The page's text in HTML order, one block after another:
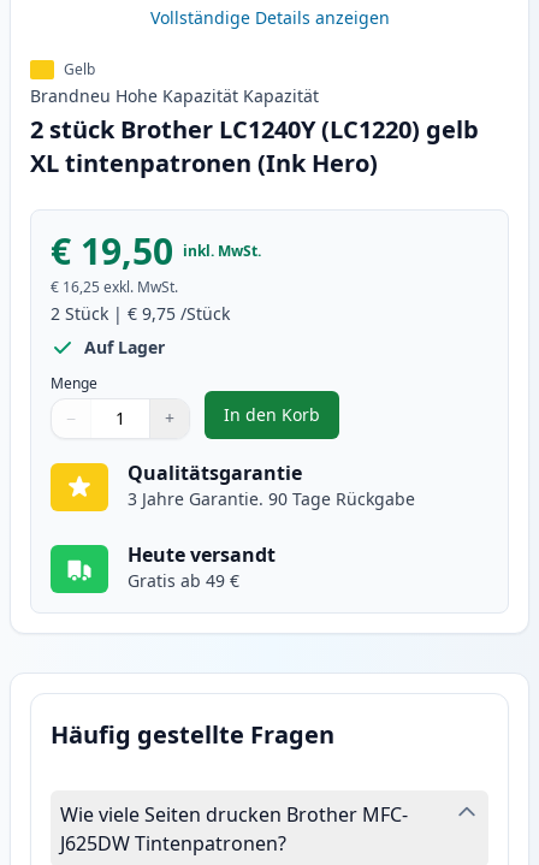
Vollständige Details anzeigen
Gelb
Brandneu Hohe Kapazität Kapazität
2 stück Brother LC1240Y (LC1220) gelb
XL tintenpatronen (Ink Hero)
€ 19,50 inkl. MwSt.
€ 16,25 exkl. MwSt.
2 Stück | € 9,75 /Stück
Auf Lager
Menge
Verwenden Sie die Tasten, um anzupassen
− +
1
In den Korb
, 2 stück Brother LC1240Y
Qualitätsgarantie
3 Jahre Garantie. 90 Tage Rückgabe
Heute versandt
Gratis ab 49 €
Häufig gestellte Fragen
Wie viele Seiten drucken Brother MFC-
J625DW Tintenpatronen?